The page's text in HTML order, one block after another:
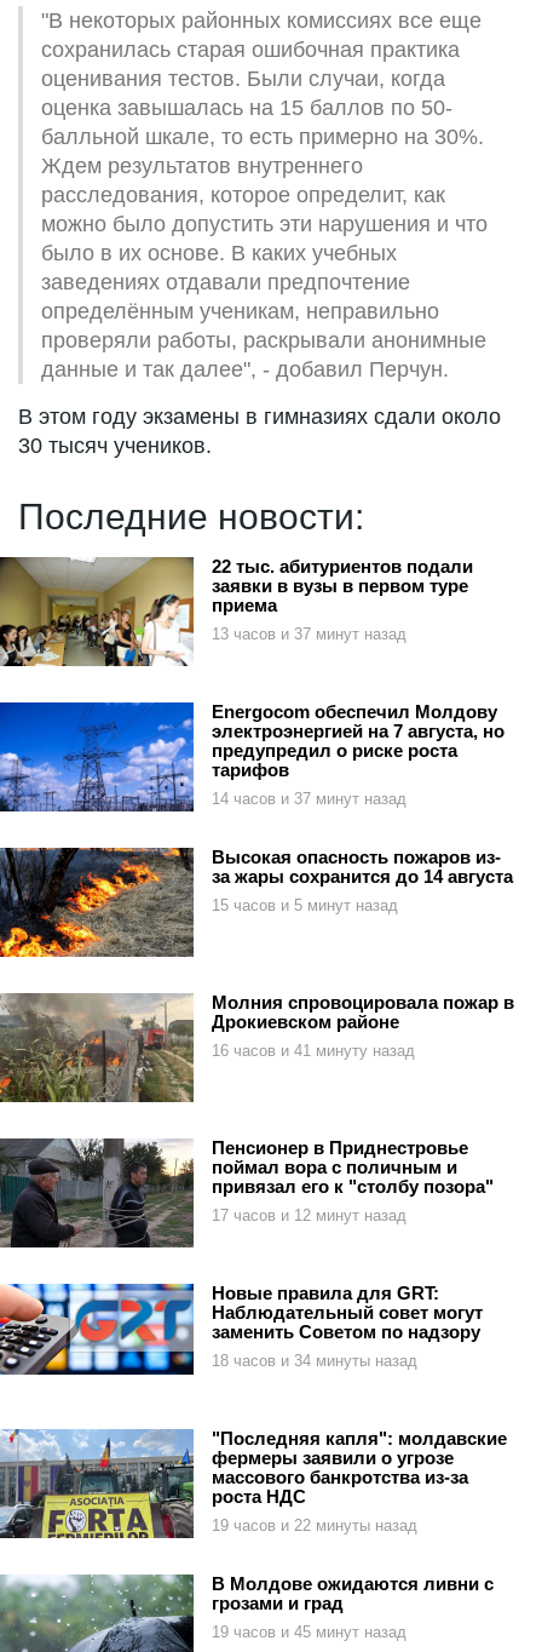
"В некоторых районных комиссиях все еще
сохранилась старая ошибочная практика
оценивания тестов. Были случаи, когда
оценка завышалась на 15 баллов по 50-
балльной шкале, то есть примерно на 30%.
Ждем результатов внутреннего
расследования, которое определит, как
можно было допустить эти нарушения и что
было в их основе. В каких учебных
заведениях отдавали предпочтение
определённым ученикам, неправильно
проверяли работы, раскрывали анонимные
данные и так далее", - добавил Перчун.
В этом году экзамены в гимназиях сдали около
30 тысяч учеников.
Последние новости:
22 тыс. абитуриентов подали
заявки в вузы в первом туре
приема
13 часов и 37 минут назад
Energocom обеспечил Молдову
электроэнергией на 7 августа, но
предупредил о риске роста
тарифов
14 часов и 37 минут назад
Высокая опасность пожаров из-
за жары сохранится до 14 августа
15 часов и 5 минут назад
Молния спровоцировала пожар в
Дрокиевском районе
16 часов и 41 минуту назад
Пенсионер в Приднестровье
поймал вора с поличным и
привязал его к "столбу позора"
17 часов и 12 минут назад
Новые правила для GRT:
Наблюдательный совет могут
заменить Советом по надзору
18 часов и 34 минуты назад
"Последняя капля": молдавские
фермеры заявили о угрозе
массового банкротства из-за
роста НДС
19 часов и 22 минуты назад
В Молдове ожидаются ливни с
грозами и град
19 часов и 45 минут назад